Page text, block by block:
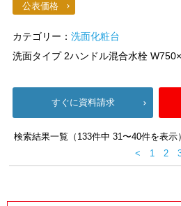
公表価格
カテゴリー：洗面化粧台
洗面タイプ 2ハンドル混合水栓
すぐに資料請求
検索結果一覧（133件中 31〜40件を表示）
<
1 2